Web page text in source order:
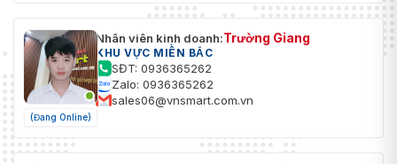
(Đang Online)
Nhân viên kinh doanh:Trường Giang
KHU VỰC MIỀN BẮC
SĐT: 0936365262
Zalo: 0936365262
sales06@vnsmart.com.vn